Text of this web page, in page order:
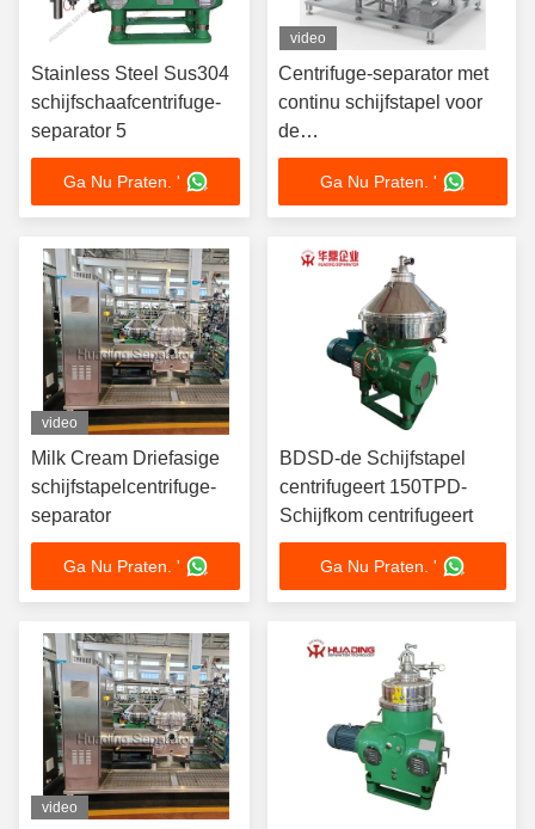
Stainless Steel Sus304
schijfschaafcentrifuge-
separator 5
Ga Nu Praten. '
video
Centrifuge-separator met
continu schijfstapel voor
de
voedingsmiddelenindustrie
Ga Nu Praten. '
video
Milk Cream Driefasige
schijfstapelcentrifuge-
separator
Ga Nu Praten. '
BDSD-de Schijfstapel
centrifugeert 150TPD-
Schijfkom centrifugeert
Ga Nu Praten. '
video